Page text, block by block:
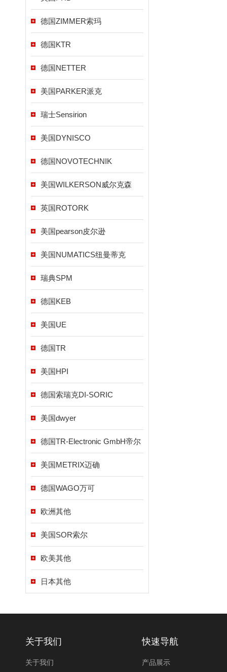
德国ZIMMER索玛
德国KTR
德国NETTER
美国PARKER派克
瑞士Sensirion
美国DYNISCO
德国NOVOTECHNIK
美国WILKERSON威尔克森
英国ROTORK
美国pearson皮尔逊
美国NUMATICS纽曼蒂克
瑞典SPM
德国KEB
美国UE
德国TR
美国HPI
德国索瑞克DI-SORIC
美国dwyer
德国TR-Electronic GmbH帝尔
美国METRIX迈确
德国WAGO万可
欧洲其他
美国SOR索尔
欧美其他
日本其他
关于我们
关于我们
快速导航
产品展示